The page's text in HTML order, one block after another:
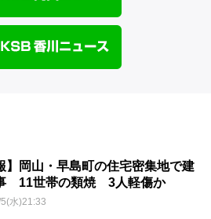
】岡山・早島町の住宅密集地で建
11世帯の類焼 3人軽傷か
水)21:33